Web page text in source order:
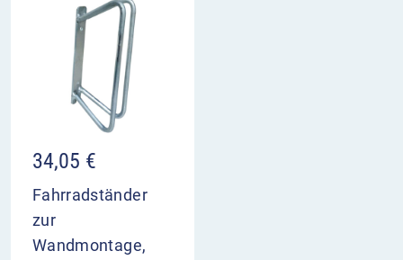
34,05 €
Fahrradständer
zur
Wandmontage,